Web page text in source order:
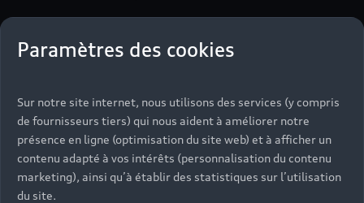
Le label Audi Occasion:plusvous permet d’acquérir un
véhicules neufs :
- Jusqu'à 130 points de contrôle spécifiques à chaque
motorisation
- Garantie jusqu’à 24 mois et kilométrage illimité
- Assistance 24/7 en France et en Europe
Découvrez également toutes nos offres d’entretien
Paramètres des cookies
Sur notre site internet, nous utilisons des services (y compris
de fournisseurs tiers) qui nous aident à améliorer notre
présence en ligne (optimisation du site web) et à afficher un
contenu adapté à vos intérêts (personnalisation du contenu
marketing), ainsi qu’à établir des statistiques sur l’utilisation
du site.